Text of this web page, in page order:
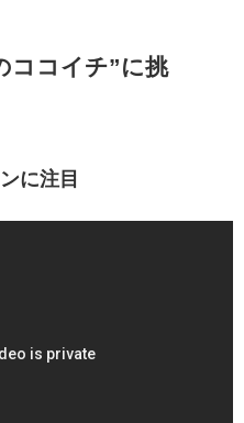
ココイチ”に挑
に注目